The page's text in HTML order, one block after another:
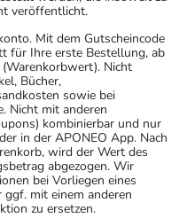
veröffentlicht.
Mit dem Gutscheincode
für Ihre erste Bestellung, ab
Nicht
Bücher,
sowie bei
Nicht mit anderen
kombinierbar und nur
in der APONEO App. Nach
wird der Wert des
abgezogen. Wir
bei Vorliegen eines
mit einem anderen
zu ersetzen.